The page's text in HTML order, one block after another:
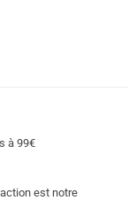
à 99€
est notre